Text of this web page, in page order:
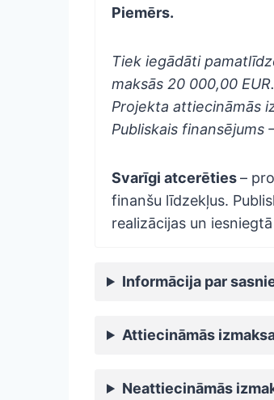
Piemērs.
Tiek iegādāti
maksās 20 000,00 EUR.
Projekta attiecināmās
Publiskais finansējums
Svarīgi atcerēties–
finanšu līdzekļus.
realizācijas un
Informācija par
Attiecināmās
Neattiecināmās